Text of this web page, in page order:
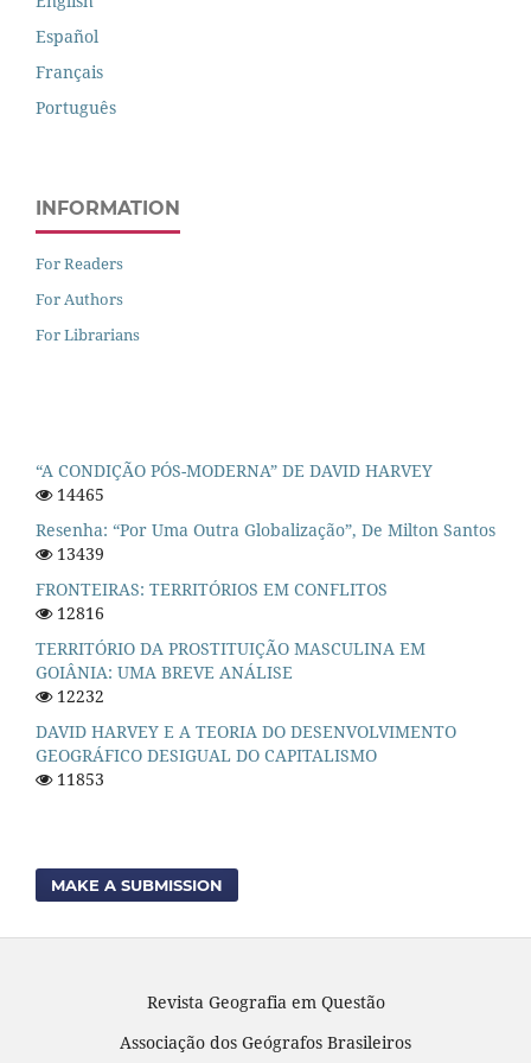
Español
Français
Português
INFORMATION
For Readers
For Authors
For Librarians
“A CONDIÇÃO PÓS-MODERNA” DE DAVID HARVEY
14465
Resenha: “Por Uma Outra Globalização”, De Milton Santos
13439
FRONTEIRAS: TERRITÓRIOS EM CONFLITOS
12816
TERRITÓRIO DA PROSTITUIÇÃO MASCULINA EM
GOIÂNIA: UMA BREVE ANÁLISE
12232
DAVID HARVEY E A TEORIA DO DESENVOLVIMENTO
GEOGRÁFICO DESIGUAL DO CAPITALISMO
11853
MAKE A SUBMISSION
Revista Geografia em Questão
Associação dos Geógrafos Brasileiros